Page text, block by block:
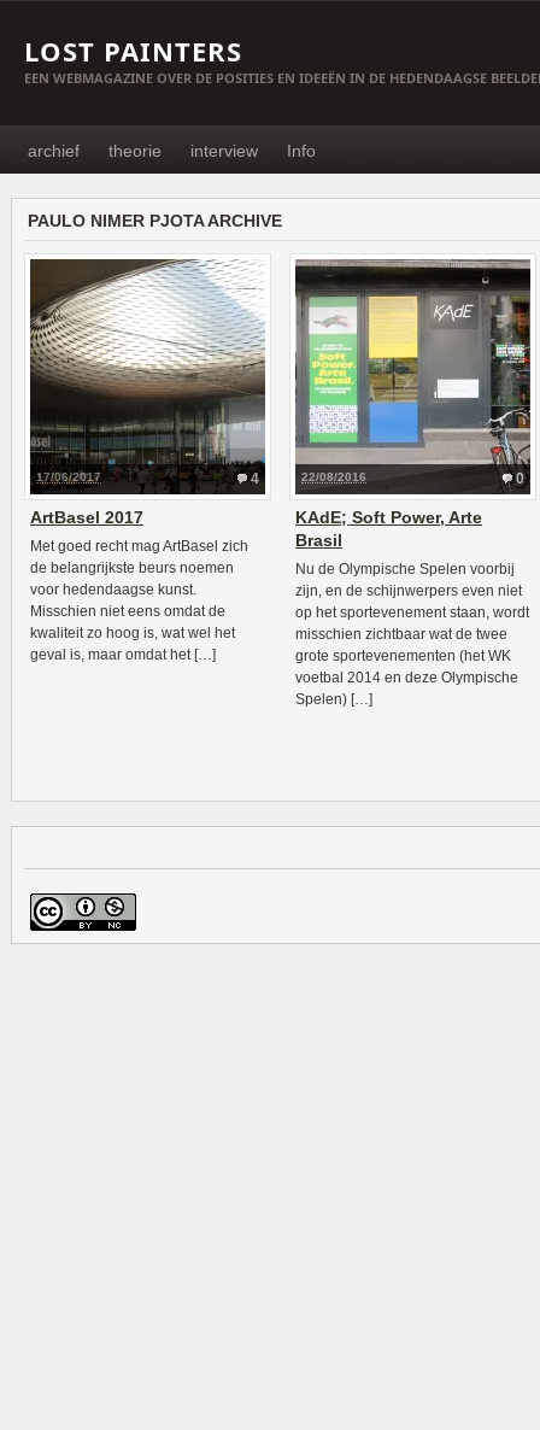
LOST PAINTERS
EEN WEBMAGAZINE OVER DE POSITIES EN IDEEËN IN DE HEDENDAAGSE
archief theorie interview Info
PAULO NIMER PJOTA ARCHIVE
4
17/06/2017
ArtBasel 2017
Met goed recht mag ArtBasel zich
de belangrijkste beurs noemen
voor hedendaagse kunst.
Misschien niet eens omdat de
kwaliteit zo hoog is, wat wel het
geval is, maar omdat het […]
0
22/08/2016
KAdE; Soft Power, Arte
Brasil
Nu de Olympische Spelen voorbij
zijn, en de schijnwerpers even niet
op het sportevenement staan, wordt
misschien zichtbaar wat de twee
grote sportevenementen (het WK
voetbal 2014 en deze Olympische
Spelen) […]